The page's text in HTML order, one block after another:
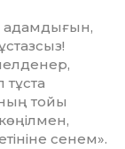
адамдығын,
тойы
сенем».